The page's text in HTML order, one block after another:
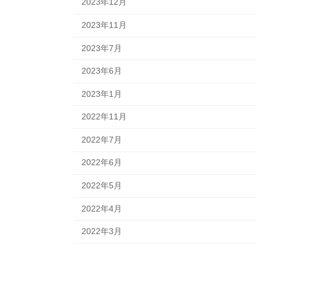
2023年12月
2023年11月
2023年7月
2023年6月
2023年1月
2022年11月
2022年7月
2022年6月
2022年5月
2022年4月
2022年3月